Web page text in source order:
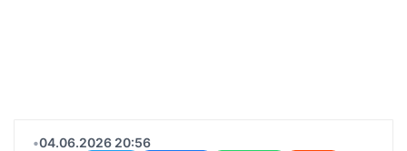
•04.06.2026 20:56